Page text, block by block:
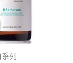
列